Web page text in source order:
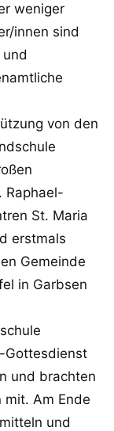
weniger
innen sind
von den
Raphael-
St. Maria
erstmals
Gemeinde
in Garbsen
Gottesdienst
und brachten
Am Ende
und